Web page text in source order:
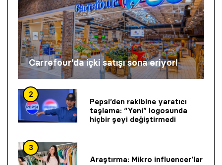
Carrefour’da içki satışı sona eriyor!
2
Pepsi’den rakibine yaratıcı
taşlama: “Yeni” logosunda
hiçbir şeyi değiştirmedi
3
Araştırma: Mikro influencer’lar